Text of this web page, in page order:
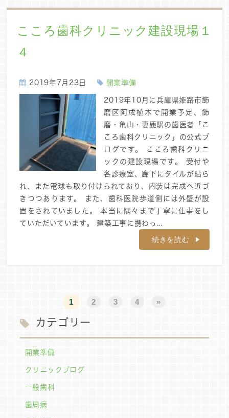
こころ歯科クリニック建設現場１
４
2019年7月23日 開業準備
2019年10月に兵庫県姫路市飾
磨区阿成植木で開業予定、飾
磨・亀山・妻鹿駅の歯医者「こ
ころ歯科クリニック」の公式ブ
ログです。 こころ歯科クリニ
ックの建設現場です。 受付や
各診療室、廊下にタイルが貼ら
れ、また電球も取り付けられており、内装は完成へ近づ
きつつあります。 また、歯科医院歩道側には外壁が設
置をされていました。 本当に隅々まで丁寧に仕事をし
ていただいています。 建築工事に携わっ...
続きを読む
1 2 3 4 »
カテゴリー
開業準備
クリニックブログ
一般歯科
歯周病